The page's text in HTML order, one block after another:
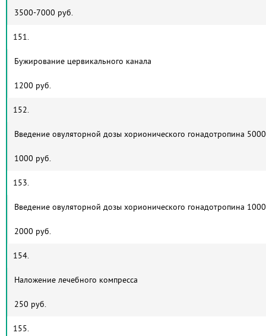
3500-7000 руб.
151.
Бужирование цервикального канала
1200 руб.
152.
Введение овуляторной дозы хорионического гонадотропина
1000 руб.
153.
Введение овуляторной дозы хорионического гонадотропина
2000 руб.
154.
Наложение лечебного компресса
250 руб.
155.